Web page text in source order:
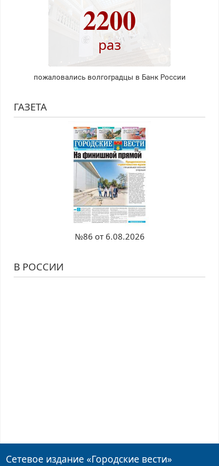
2200
раз
пожаловались волгоградцы в Банк России
ГАЗЕТА
№86 от 6.08.2026
В РОССИИ
Сетевое издание «Городские вести»